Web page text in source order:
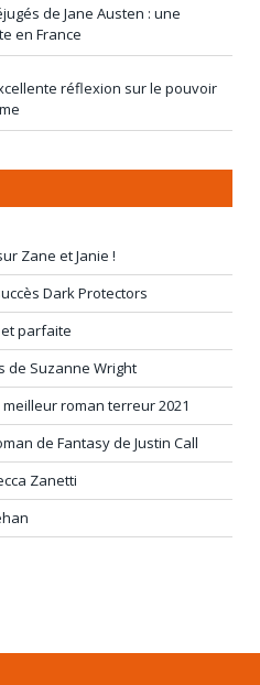
de Jane Austen : une
en France
réflexion sur le pouvoir
Zane et Janie !
Dark Protectors
parfaite
de Suzanne Wright
roman terreur 2021
de Fantasy de Justin Call
Zanetti